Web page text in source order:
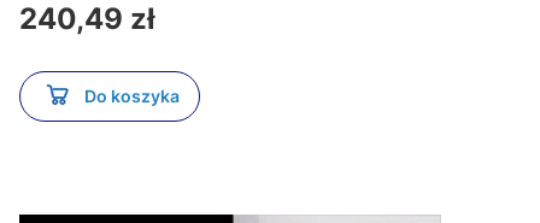
Cena
240,49 zł
Do koszyka